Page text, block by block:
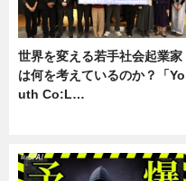
世界を変える若手社会起業家
は何を考えているのか？「Yo
uth Co:L…